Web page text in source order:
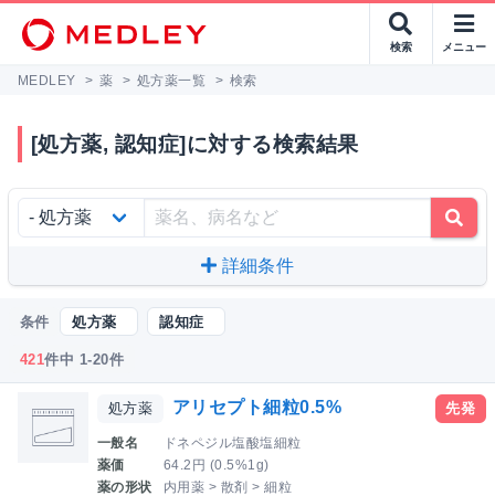
検索 メニュー
MEDLEY > 薬 > 処方薬一覧 > 検索
[処方薬, 認知症]に対する検索結果
詳細条件
条件 処方薬 認知症
421件中 1-20件
処方薬 アリセプト細粒0.5%
一般名
ドネペジル塩酸塩細粒
薬価
64.2円 (0.5%1g)
薬の形状
内用薬 > 散剤 > 細粒
先発